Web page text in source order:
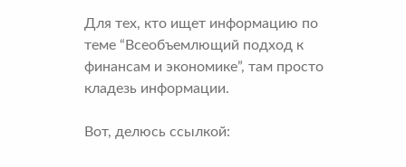
Для тех, кто ищет информацию по
теме “Всеобъемлющий подход к
финансам и экономике”, там просто
кладезь информации.
Вот, делюсь ссылкой: